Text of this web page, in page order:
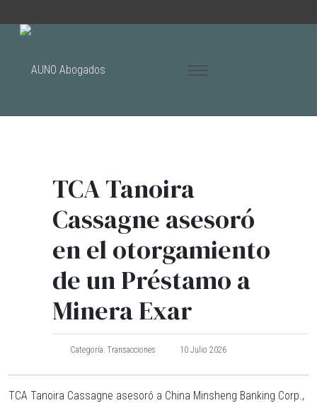
TCA Tanoira
Cassagne asesoró
en el otorgamiento
de un Préstamo a
Minera Exar
Categoría: Transacciones 10 Julio 2026
TCA Tanoira Cassagne asesoró a China Minsheng Banking Corp.,